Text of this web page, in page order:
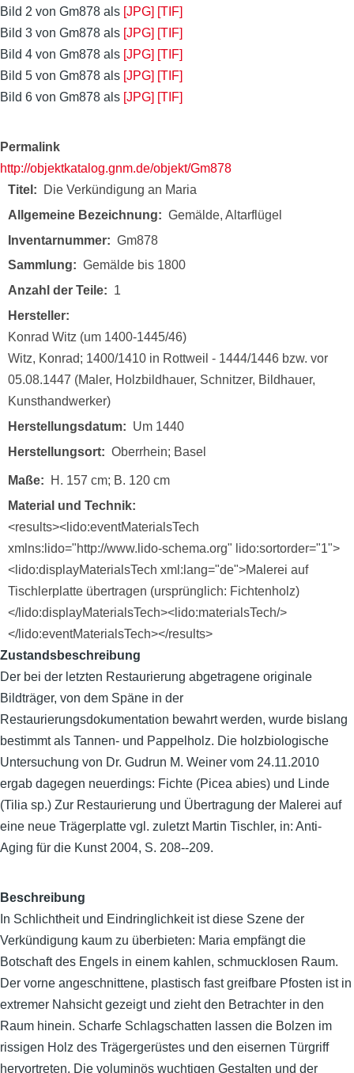
Bild 2 von Gm878 als [JPG] [TIF]
Bild 3 von Gm878 als [JPG] [TIF]
Bild 4 von Gm878 als [JPG] [TIF]
Bild 5 von Gm878 als [JPG] [TIF]
Bild 6 von Gm878 als [JPG] [TIF]
Permalink
http://objektkatalog.gnm.de/objekt/Gm878
Titel
Die Verkündigung an Maria
Allgemeine Bezeichnung
Gemälde, Altarflügel
Inventarnummer
Gm878
Sammlung
Gemälde bis 1800
Anzahl der Teile
1
Hersteller
Konrad Witz (um 1400-1445/46)
Witz, Konrad; 1400/1410 in Rottweil - 1444/1446 bzw. vor
05.08.1447 (Maler, Holzbildhauer, Schnitzer, Bildhauer,
Kunsthandwerker)
Herstellungsdatum
Um 1440
Herstellungsort
Oberrhein; Basel
Maße
H. 157 cm; B. 120 cm
Material und Technik
<results><lido:eventMaterialsTech
xmlns:lido="http://www.lido-schema.org" lido:sortorder="1">
<lido:displayMaterialsTech xml:lang="de">Malerei auf
Tischlerplatte übertragen (ursprünglich: Fichtenholz)
</lido:displayMaterialsTech><lido:materialsTech/>
</lido:eventMaterialsTech></results>
Zustandsbeschreibung
Der bei der letzten Restaurierung abgetragene originale
Bildträger, von dem Späne in der
Restaurierungsdokumentation bewahrt werden, wurde bislang
bestimmt als Tannen- und Pappelholz. Die holzbiologische
Untersuchung von Dr. Gudrun M. Weiner vom 24.11.2010
ergab dagegen neuerdings: Fichte (Picea abies) und Linde
(Tilia sp.) Zur Restaurierung und Übertragung der Malerei auf
eine neue Trägerplatte vgl. zuletzt Martin Tischler, in: Anti-
Aging für die Kunst 2004, S. 208--209.
Beschreibung
In Schlichtheit und Eindringlichkeit ist diese Szene der
Verkündigung kaum zu überbieten: Maria empfängt die
Botschaft des Engels in einem kahlen, schmucklosen Raum.
Der vorne angeschnittene, plastisch fast greifbare Pfosten ist in
extremer Nahsicht gezeigt und zieht den Betrachter in den
Raum hinein. Scharfe Schlagschatten lassen die Bolzen im
rissigen Holz des Trägergerüstes und den eisernen Türgriff
hervortreten. Die voluminös wuchtigen Gestalten und der